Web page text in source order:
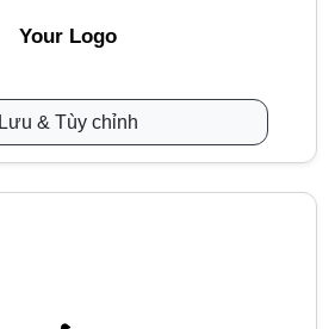
Your Logo
Lưu & Tùy chỉnh